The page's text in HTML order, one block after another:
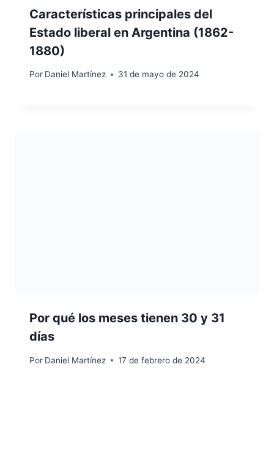
Características principales del
Estado liberal en Argentina (1862-
1880)
Por Daniel Martínez 31 de mayo de 2024
Por qué los meses tienen 30 y 31
días
Por Daniel Martínez 17 de febrero de 2024